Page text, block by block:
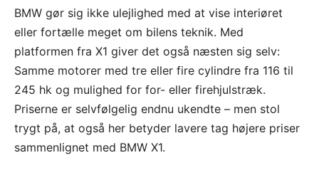
BMW gør sig ikke ulejlighed med at vise interiøret
eller fortælle meget om bilens teknik. Med
platformen fra X1 giver det også næsten sig selv:
Samme motorer med tre eller fire cylindre fra 116 til
245 hk og mulighed for for- eller firehjulstræk.
Priserne er selvfølgelig endnu ukendte – men stol
trygt på, at også her betyder lavere tag højere priser
sammenlignet med BMW X1.